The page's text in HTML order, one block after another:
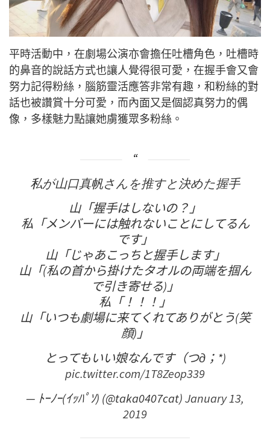
平時活動中，在劇場公演亦會擔任吐槽角色，吐槽時
的鼻音的說話方式也讓人覺得很可愛， 在握手會又會
努力記得粉絲，腦筋靈活應答非常有趣，和粉絲的對
話也被讚賞十分可愛，而內面又是個認真努力的偶
像，多樣魅力點讓她虜獲眾多粉絲。
私が山口真帆さんを推すと決めた握手
山「握手はしないの？」
私「メンバーには触れないことにしてるん
です」
山「じゃあこっちと握手します」
山「(私の首から掛けたタオルの両端を掴ん
で引き寄せる)」
私「！！！」
山「いつも劇場に来てくれてありがとう(笑
顔)」
とってもいい娘なんです（つд；*)
pic.twitter.com/1T8Zeop339
— ﾄｰﾉｰ(ｲｯﾊﾟｿ) (@taka0407cat)January 13,
2019